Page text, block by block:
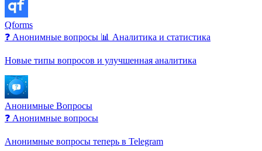
Qforms
❓ Анонимные вопросы 📊 Аналитика и статистика
Новые типы вопросов и улучшенная аналитика
Анонимные Вопросы
❓ Анонимные вопросы
Анонимные вопросы теперь в Telegram